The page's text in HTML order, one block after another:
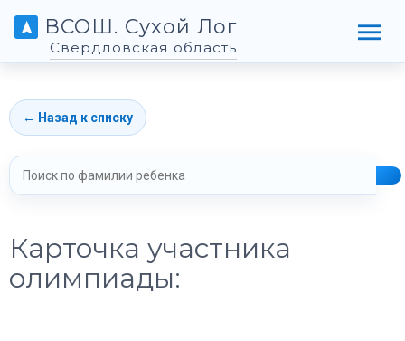
ВСОШ. Сухой Лог
Свердловская область
← Назад к списку
Карточка участника
олимпиады: